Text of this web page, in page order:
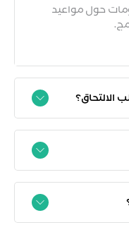
حول مواعيد
الالتحاق؟